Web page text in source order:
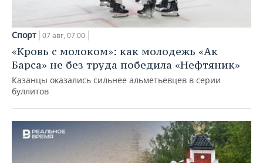
Спорт 07 авг, 07:00
«Кровь с молоком»: как молодежь «Ак
Барса» не без труда победила «Нефтяник»
Казанцы оказались сильнее альметьевцев в серии
буллитов